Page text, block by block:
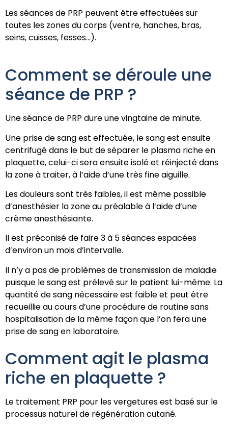
Les séances de PRP peuvent être effectuées sur
toutes les zones du corps (ventre, hanches, bras,
seins, cuisses, fesses…).
Comment se déroule une
séance de PRP ?
Une séance de PRP dure une vingtaine de minute.
Une prise de sang est effectuée, le sang est ensuite
centrifugé dans le but de séparer le plasma riche en
plaquette, celui-ci sera ensuite isolé et réinjecté dans
la zone à traiter, à l’aide d’une très fine aiguille.
Les douleurs sont très faibles, il est même possible
d’anesthésier la zone au préalable à l’aide d’une
crème anesthésiante.
Il est préconisé de faire 3 à 5 séances espacées
d’environ un mois d’intervalle.
Il n’y a pas de problèmes de transmission de maladie
puisque le sang est prélevé sur le patient lui-même. La
quantité de sang nécessaire est faible et peut être
recueillie au cours d’une procédure de routine sans
hospitalisation de la même façon que l’on fera une
prise de sang en laboratoire.
Comment agit le plasma
riche en plaquette ?
Le traitement PRP pour les vergetures est basé sur le
processus naturel de régénération cutané.